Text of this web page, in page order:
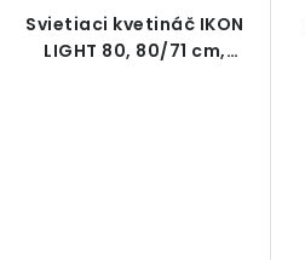
Svietiaci kvetináč IKON
LIGHT 80, 80/71 cm,